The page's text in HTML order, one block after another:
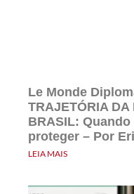
Le Monde
TRAJETÓRIA DA
BRASIL:
proteger – Por
LEIA MAIS